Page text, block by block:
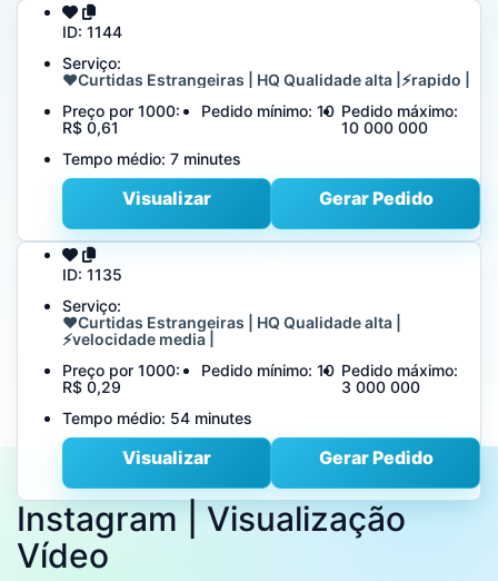
ID: 1144
Serviço:
❤️Curtidas Estrangeiras | HQ Qualidade alta |⚡rapido |
Preço por 1000:
R$ 0,61
Pedido mínimo: 10 Pedido máximo:
10 000 000
Tempo médio: 7 minutes
Visualizar Gerar Pedido
ID: 1135
Serviço:
❤️Curtidas Estrangeiras | HQ Qualidade alta |
⚡velocidade media |
Preço por 1000:
R$ 0,29
Pedido mínimo: 10 Pedido máximo:
3 000 000
Tempo médio: 54 minutes
Visualizar Gerar Pedido
Instagram | Visualização
Vídeo